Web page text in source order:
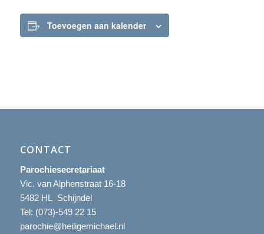
Toevoegen aan kalender
CONTACT
Parochiesecretariaat
Vic. van Alphenstraat 16-18
5482 HL Schijndel
Tel: (073)-549 22 15
parochie@heiligemichael.nl